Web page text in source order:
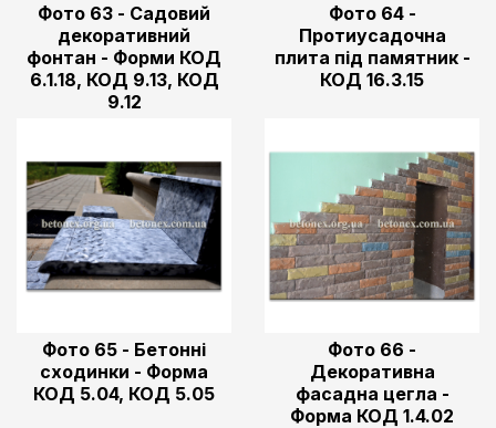
Фото 63 - Садовий
декоративний
фонтан - Форми КОД
6.1.18, КОД 9.13, КОД
9.12
Фото 64 -
Протиусадочна
плита під памятник -
КОД 16.3.15
Фото 65 - Бетонні
сходинки - Форма
КОД 5.04, КОД 5.05
Фото 66 -
Декоративна
фасадна цегла -
Форма КОД 1.4.02